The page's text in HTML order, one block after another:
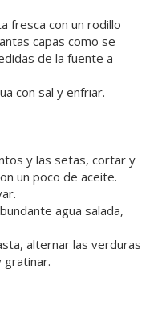
fresca con un rodillo
capas como se
de la fuente a
con sal y enfriar.
y las setas, cortar y
un poco de aceite.
agua salada,
alternar las verduras
gratinar.